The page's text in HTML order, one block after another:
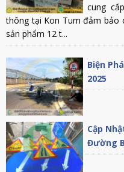
cung
thông tại Kon Tum đảm bảo
sản phẩm 12 t...
Biện
2025
Cập
Đường